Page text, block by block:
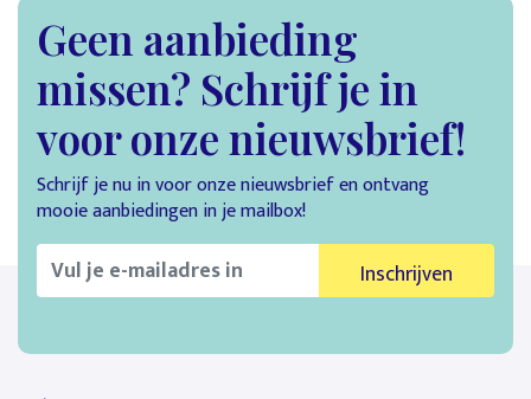
Geen aanbieding
missen? Schrijf je in
voor onze nieuwsbrief!
Schrijf je nu in voor onze nieuwsbrief en ontvang
mooie aanbiedingen in je mailbox!
Inschrijven